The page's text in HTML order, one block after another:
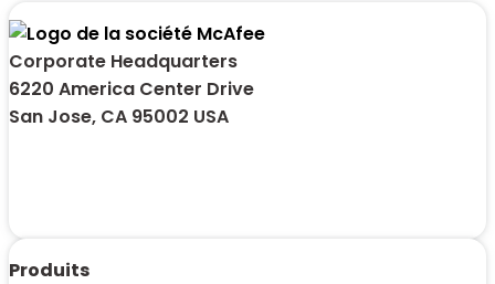
Corporate Headquarters
6220 America Center Drive
San Jose, CA 95002 USA
Produits